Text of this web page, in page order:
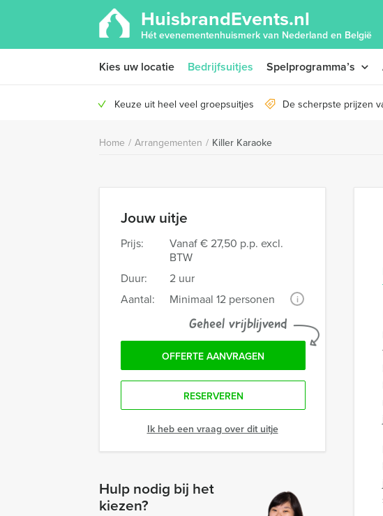
HuisbrandEvents.nl
Hét evenementenhuismerk van Nederland en België
Kies uw locatie Bedrijfsuitjes Spelprogramma’s
Keuze uit heel veel groepsuitjes De scherpste prijzen
Home / Arrangementen / Killer Karaoke
Jouw uitje
Prijs: Vanaf€ 27,50 p.p. excl.
BTW
Duur:
2 uur
Aantal:
Minimaal 12 personen i
Geheel vrijblijvend
OFFERTE AANVRAGEN
RESERVEREN
Ik heb een vraag over dit uitje
Hulp nodig bij het
kiezen?